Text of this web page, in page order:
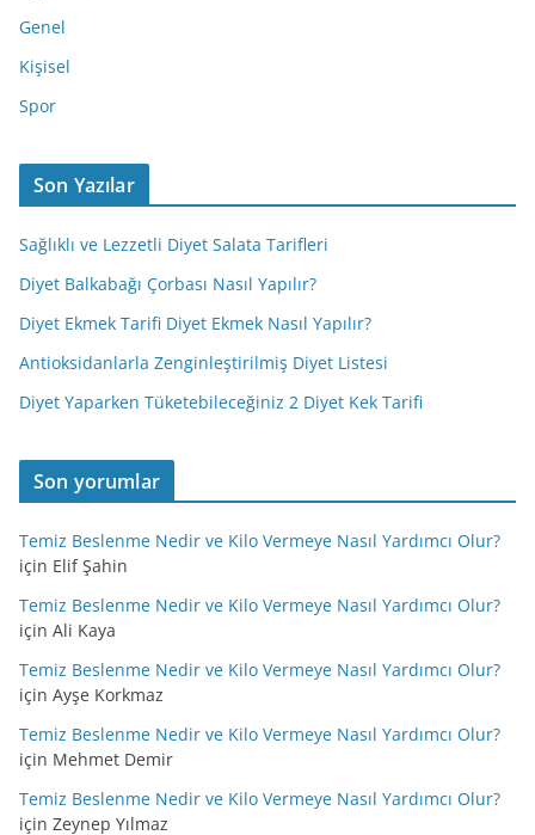
Genel
Kişisel
Spor
Son Yazılar
Sağlıklı ve Lezzetli Diyet Salata Tarifleri
Diyet Balkabağı Çorbası Nasıl Yapılır?
Diyet Ekmek Tarifi Diyet Ekmek Nasıl Yapılır?
Antioksidanlarla Zenginleştirilmiş Diyet Listesi
Diyet Yaparken Tüketebileceğiniz 2 Diyet Kek Tarifi
Son yorumlar
Temiz Beslenme Nedir ve Kilo Vermeye Nasıl Yardımcı Olur?
için Elif Şahin
Temiz Beslenme Nedir ve Kilo Vermeye Nasıl Yardımcı Olur?
için Ali Kaya
Temiz Beslenme Nedir ve Kilo Vermeye Nasıl Yardımcı Olur?
için Ayşe Korkmaz
Temiz Beslenme Nedir ve Kilo Vermeye Nasıl Yardımcı Olur?
için Mehmet Demir
Temiz Beslenme Nedir ve Kilo Vermeye Nasıl Yardımcı Olur?
için Zeynep Yılmaz